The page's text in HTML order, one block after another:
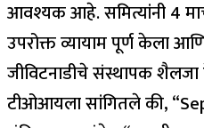
आवश्यक आहे. समित्यांनी 4
उपरोक्त व्यायाम पूर्ण केला
जीविटनाडीचे संस्थापक शैलजा
टीओआयला सांगितले की, “Sep